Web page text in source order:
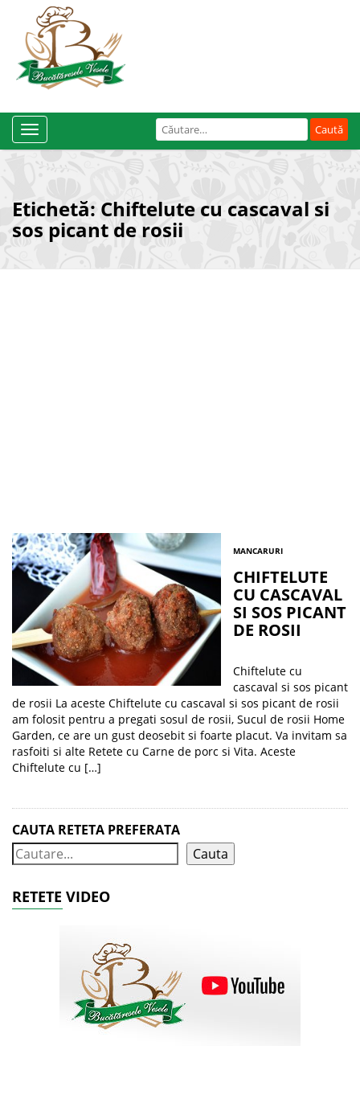
Caută
după:
Toggle
Navigation
Etichetă: Chiftelute cu cascaval si
sos picant de rosii
MANCARURI
CHIFTELUTE
CU CASCAVAL
SI SOS PICANT
DE ROSII
Chiftelute cu
cascaval si sos picant
de rosii La aceste Chiftelute cu cascaval si sos picant de rosii
am folosit pentru a pregati sosul de rosii, Sucul de rosii Home
Garden, ce are un gust deosebit si foarte placut. Va invitam sa
rasfoiti si alte Retete cu Carne de porc si Vita. Aceste
Chiftelute cu […]
CAUTA RETETA PREFERATA
Cauta
RETETE VIDEO